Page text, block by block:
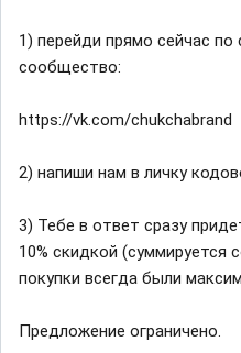
1) перейди прямо сейчас
сообщество:
https://vk.com/chukchabrand
2) напиши нам в личку
3) Тебе в ответ сразу
10% скидкой (суммируется
покупки всегда были
Предложение ограничено.